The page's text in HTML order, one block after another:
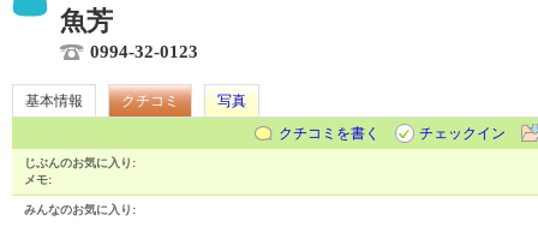
魚芳
0994-32-0123
基本情報 クチコミ
写真
クチコミを書く
チェックイン
じぶんのお気に入り:
メモ:
みんなのお気に入り: